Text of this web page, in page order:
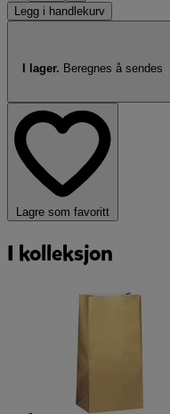
Legg i handlekurv
I lager. Beregnes å sendes
Lagre som favoritt
I kolleksjon